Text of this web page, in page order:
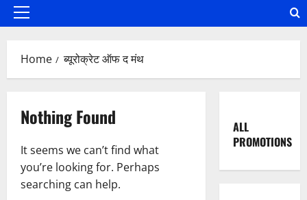
Primary
Home ब्यूरोक्रेट ऑफ द मंथ
Nothing Found
It seems we can’t find what
you’re looking for. Perhaps
searching can help.
ALL
PROMOTIONS